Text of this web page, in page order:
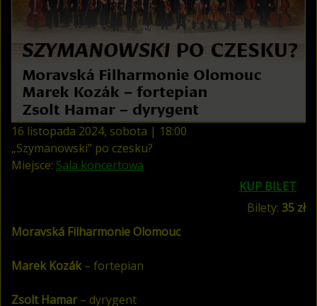
16 listopada 2024, sobota | 18:00
„Szymanowski” po czesku?
Miejsce: Sala koncertowa
KUP BILET
Bilety: 35 zł
Moravská Filharmonie Olomouc
Marek Kozák– fortepian
Zsolt Hamar – dyrygent